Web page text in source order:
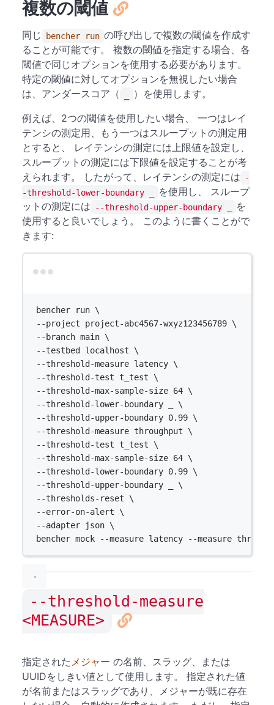
複数の閾値
同じ bencher run の呼び出しで複数の閾値を作成す
ることが可能です。 複数の閾値を指定する場合、各
閾値で同じオプションを使用する必要があります。
特定の閾値に対してオプションを無視したい場合
は、アンダースコア（
）を使用します。
例えば、2つの閾値を使用したい場合、 一つはレイ
テンシの測定用、もう一つはスループットの測定用
とすると、 レイテンシの測定には上限値を設定し、
スループットの測定には下限値を設定することが考
えられます。 したがって、レイテンシの測定には
-
-threshold-lower-boundary _
を使用し、 スループ
ットの測定には
--threshold-upper-boundary _
を
使用すると良いでしょう。 このように書くことがで
きます:
bencher run \
--project project-abc4567-wxyz123456789 \
--branch main \
--testbed localhost
\
--threshold-measure latency \
--threshold-test t_test
\
--threshold-max-sample-size 64 \
--threshold-lower-boundary
\
--threshold-upper-boundary 0.99 \
--threshold-measure throughput
\
--threshold-test t_test
\
--threshold-max-sample-size 64 \
--threshold-lower-boundary 0.99 \
--threshold-upper-boundary
\
--thresholds-reset \
--error-on-alert \
--adapter
json \
bencher mock --measure latency --measure
--threshold-measure
<MEASURE>
指定された メジャー の名前、スラッグ、または
UUIDをしきい値として使用します。 指定された値
が名前またはスラッグであり、メジャーが既に存在